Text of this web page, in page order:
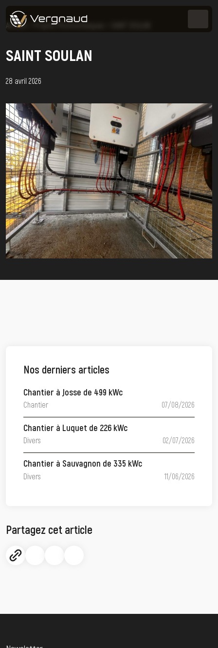
Accueil Projets Photovoltaïques
SAINT SOULAN
28 avril 2026
Nos derniers articles
Chantier à Josse de 499 kWc
Chantier 07/08/2026
Chantier à Luquet de 226 kWc
Divers 02/07/2026
Chantier à Sauvagnon de 335 kWc
Divers 11/06/2026
Partagez cet article